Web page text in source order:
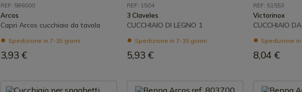
REF: 586000
Arcos
Capri Arcos cucchiaio da tavola
Spedizione in 7-15 giorni
3,93 €
REF: 1504
3 Claveles
CUCCHIAIO DI LEGNO 1
Spedizione in 7-15 giorni
5,93 €
REF: 51553
Victorinox
CUCCHIAIO
Spedizione
8,04 €